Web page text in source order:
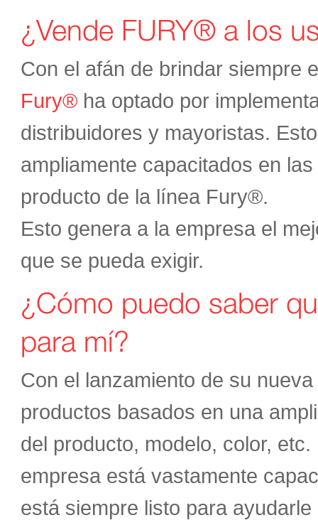
¿Vende FURY® a los
Con el afán de brindar siempre
Fury® ha optado por
distribuidores y mayoristas.
ampliamente capacitados en
producto de la línea Fury®.
Esto genera a la empresa el
que se pueda exigir.
¿Cómo puedo saber
para mí?
Con el lanzamiento de su
productos basados en una
del producto, modelo, color,
empresa está vastamente
está siempre listo para